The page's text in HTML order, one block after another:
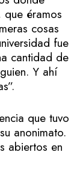
éramos
cosas
fue
cantidad de
Y ahí
que tuvo
anonimato.
abiertos en